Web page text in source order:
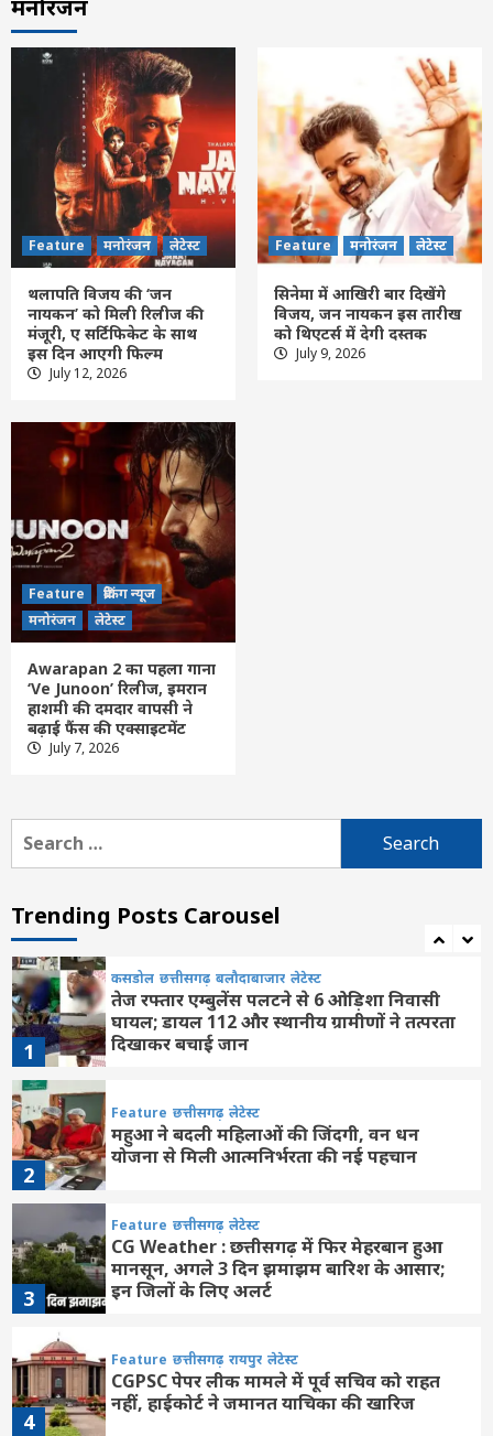
मनोरंजन
Feature मनोरंजन लेटेस्ट
थलापति विजय की ‘जन
नायकन’ को मिली रिलीज की
मंजूरी, ए सर्टिफिकेट के साथ
इस दिन आएगी फिल्म
July 12, 2026
Feature मनोरंजन लेटेस्ट
सिनेमा में आखिरी बार दिखेंगे
विजय, जन नायकन इस तारीख
को थिएटर्स में देगी दस्तक
July 9, 2026
Feature
ब्रेकिंग न्यूज
मनोरंजन
लेटेस्ट
Awarapan 2 का पहला गाना
‘Ve Junoon’ रिलीज, इमरान
हाशमी की दमदार वापसी ने
बढ़ाई फैंस की एक्साइटमेंट
July 7, 2026
Search
for:
Trending Posts Carousel
Feature
CG Weather : छत्तीसगढ़ में फिर मेहरबान हुआ
इन जिलों के लिए अलर्ट
4
Feature छत्तीसगढ़ रायपुर
CGPSC पेपर लीक मामले में पूर्व सचिव को राहत
नहीं, हाईकोर्ट ने जमानत याचिका की खारिज
5
छत्तीसगढ़ लेटेस्ट
मदिरा प्रेमियों ने विधायक को रोहांसी शराब भट्टी ले
निलंबित, प्लेसमेंट कर्मियों को ब्लैकलिस्ट किया
कसडोल
7
Feature छत्तीसगढ़ रायपुर लेटेस्ट
जारी की उत्कृष्ट खिलाड़ियों की सूची
1
कसडोल छत्तीसगढ़ बलौदाबाजार लेटेस्ट
तेज रफ्तार एम्बुलेंस पलटने से 6 ओड़िशा निवासी
घायल; डायल 112 और स्थानीय ग्रामीणों ने तत्परता
दिखाकर बचाई जान
2
Feature छत्तीसगढ़ लेटेस्ट
महुआ ने बदली महिलाओं की जिंदगी, वन धन
योजना से मिली आत्मनिर्भरता की नई पहचान
3
Feature छत्तीसगढ़ लेटेस्ट
CG Weather : छत्तीसगढ़ में फिर मेहरबान हुआ
मानसून, अगले 3 दिन झमाझम बारिश के आसार;
इन जिलों के लिए अलर्ट
4
Feature छत्तीसगढ़ रायपुर लेटेस्ट
CGPSC पेपर लीक मामले में पूर्व सचिव को राहत
नहीं, हाईकोर्ट ने जमानत याचिका की खारिज